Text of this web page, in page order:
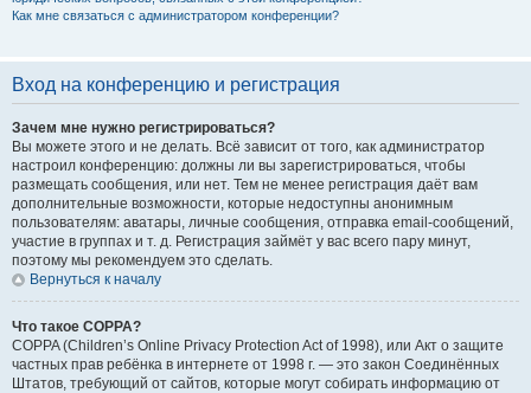
Как мне связаться с администратором конференции?
Вход на конференцию и регистрация
Зачем мне нужно регистрироваться?
Вы можете этого и не делать. Всё зависит от того, как администратор
настроил конференцию: должны ли вы зарегистрироваться, чтобы
размещать сообщения, или нет. Тем не менее регистрация даёт вам
дополнительные возможности, которые недоступны анонимным
пользователям: аватары, личные сообщения, отправка email-сообщений,
участие в группах и т. д. Регистрация займёт у вас всего пару минут,
поэтому мы рекомендуем это сделать.
Вернуться к началу
Что такое COPPA?
COPPA (Children’s Online Privacy Protection Act of 1998), или Акт о защите
частных прав ребёнка в интернете от 1998 г. — это закон Соединённых
Штатов, требующий от сайтов, которые могут собирать информацию от